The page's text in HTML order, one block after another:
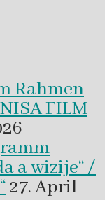
Rahmen
FILM
a wizije“ /
27. April